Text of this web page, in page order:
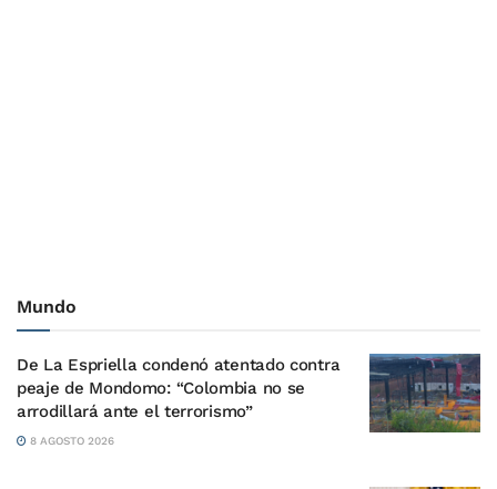
Mundo
De La Espriella condenó atentado contra
peaje de Mondomo: “Colombia no se
arrodillará ante el terrorismo”
8 AGOSTO 2026